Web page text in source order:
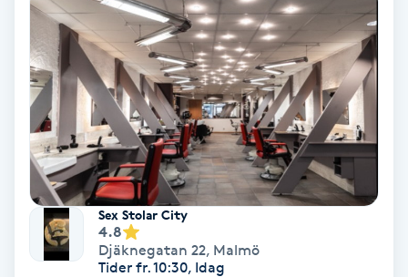
Plastikkirurgi
Powder brows
Power Yoga
PRP (Platelet Rich Plasma)
PRX-T33
Sex Stolar City
4.8
Djäknegatan 22, Malmö
Tider fr. 10:30, Idag